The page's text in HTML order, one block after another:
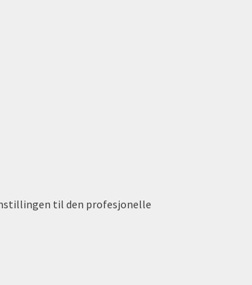
til den profesjonelle